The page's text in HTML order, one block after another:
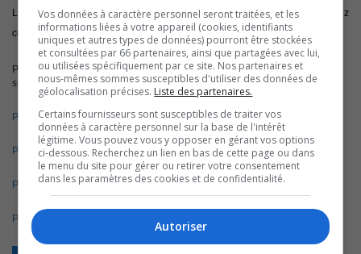
Les B.B. 25 ans et plus encore. Pour plus d’informations, vous pouvez
consulter le lesbb25ans.com
Pour ré-entendre ou télécharger les extraits d’émission, cliquez sur les liens
suivants:
Partie 1
Partie 2
Partie 3
Partie 4
Vos données à caractère personnel seront traitées, et les
informations liées à votre appareil (cookies, identifiants
uniques et autres types de données) pourront être stockées
et consultées par 66 partenaires, ainsi que partagées avec lui,
ou utilisées spécifiquement par ce site. Nos partenaires et
nous-mêmes sommes susceptibles d'utiliser des données de
géolocalisation précises. Liste des partenaires.
Certains fournisseurs sont susceptibles de traiter vos
données à caractère personnel sur la base de l'intérêt
légitime. Vous pouvez vous y opposer en gérant vos options
ci-dessous. Recherchez un lien en bas de cette page ou dans
le menu du site pour gérer ou retirer votre consentement
dans les paramètres des cookies et de confidentialité.
Autoriser